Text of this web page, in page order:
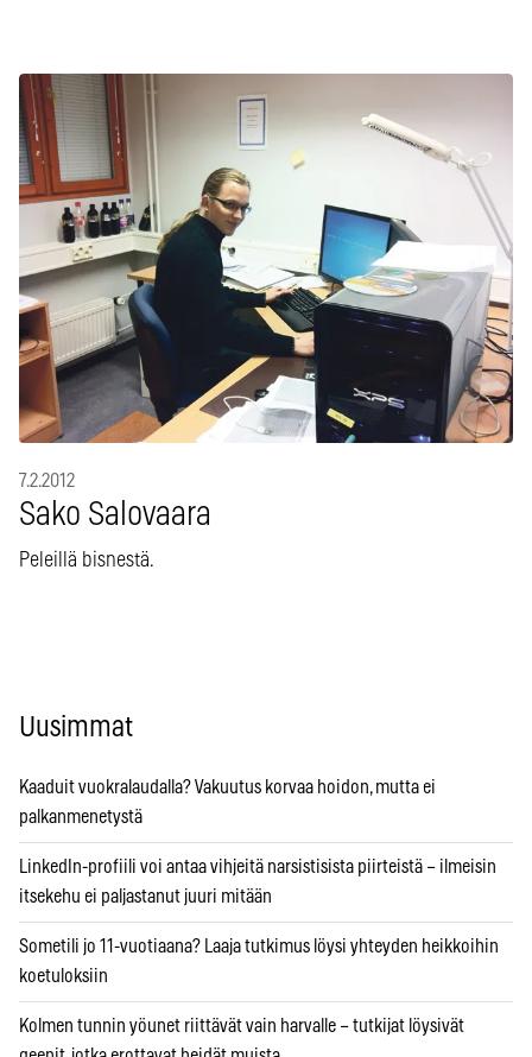
7.2.2012
Sako Salovaara
Peleillä bisnestä.
Uusimmat
Kaaduit vuokralaudalla? Vakuutus korvaa hoidon, mutta ei
palkanmenetystä
LinkedIn-profiili voi antaa vihjeitä narsistisista piirteistä – ilmeisin
itsekehu ei paljastanut juuri mitään
Sometili jo 11-vuotiaana? Laaja tutkimus löysi yhteyden heikkoihin
koetuloksiin
Kolmen tunnin yöunet riittävät vain harvalle – tutkijat löysivät